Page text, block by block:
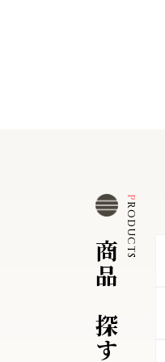
商
品
探
す
P
R
O
D
U
C
T
S